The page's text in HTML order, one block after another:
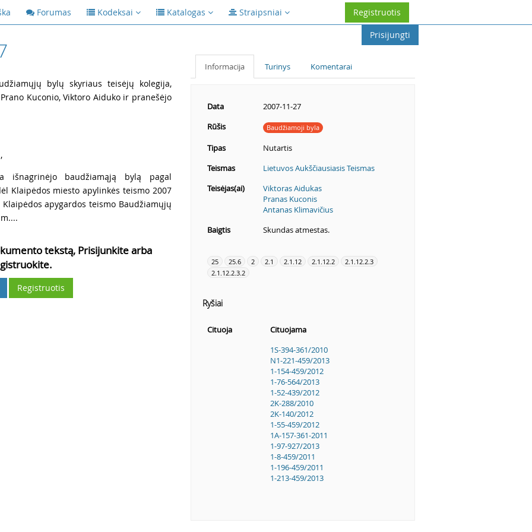
Forumas Kodeksai Katalogas Straipsniai
Registruotis
Prisijungti
bylų skyriaus teisėjų kolegija,
Kuconio, Viktoro Aiduko ir pranešėjo
išnagrinėjo baudžiamąją bylą pagal
Klaipėdos miesto apylinkės teismo 2007
apygardos teismo Baudžiamųjų
tekstą, Prisijunkite arba
Registruotis
Informacija Turinys Komentarai
Data
2007-11-27
Rūšis
Baudžiamoji byla
Tipas
Nutartis
Teismas
Lietuvos Aukščiausiasis Teismas
Teisėjas(ai)
Viktoras Aidukas
Pranas Kuconis
Antanas Klimavičius
Baigtis
Skundas atmestas.
25 25.6 2 2.1 2.1.12 2.1.12.2
2.1.12.2.3
2.1.12.2.3.2
Ryšiai
Cituoja
Cituojama
1S-394-361/2010
N1-221-459/2013
1-154-459/2012
1-76-564/2013
1-52-439/2012
2K-288/2010
2K-140/2012
1-55-459/2012
1A-157-361-2011
1-97-927/2013
1-8-459/2011
1-196-459/2011
1-213-459/2013